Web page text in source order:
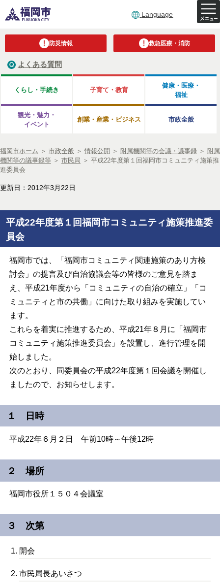
Language
防災情報 救急医療・消防
よくある質問
くらし・手続き 子育て・教育
健康・医療・
福祉
観光・魅力・
イベント
創業・産業・ビジネス 市政全般
福岡市ホーム ＞ 市政全般 ＞ 情報公開 ＞ 附属機関等の会議・議事録 ＞ 附属
機関等の議事録等 ＞ 市民局 ＞ 平成22年度第１回福岡市コミュニティ施策推
進委員会
更新日：2012年3月22日
平成22年度第１回福岡市コミュニティ施策推進委
員会
福岡市では、「福岡市コミュニティ関連施策のあり方検
討会」の提言及び自治協議会等の皆様のご意見を踏ま
え、平成21年度から「コミュニティの自治の確立」「コ
ミュニティと市の共働」に向けた取り組みを実施してい
ます。
これらを着実に推進するため、平成21年８月に「福岡市
コミュニティ施策推進委員会」を設置し、進行管理を開
始しました。
次のとおり、同委員会の平成22年度第１回会議を開催し
ましたので、お知らせします。
１ 日時
平成22年６月２日 午前10時～午後12時
２ 場所
福岡市役所１５０４会議室
３ 次第
開会
市民局長あいさつ